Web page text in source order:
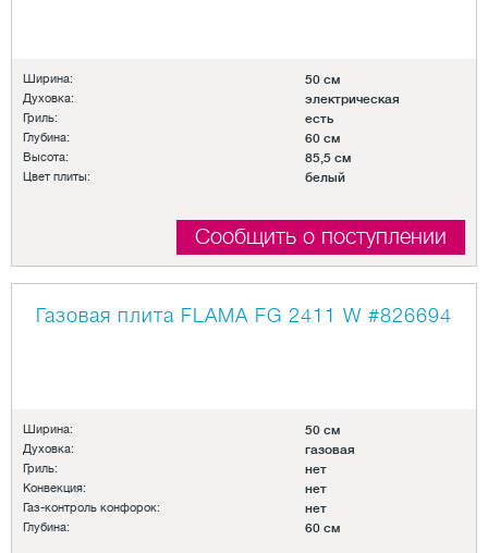
Ширина: 50 см
Духовка: электрическая
Гриль: есть
Глубина: 60 см
Высота: 85,5 см
Цвет плиты: белый
Сообщить о поступлении
Газовая плита FLAMA FG 2411 W #826694
Ширина: 50 см
Духовка: газовая
Гриль: нет
Конвекция: нет
Газ-контроль конфорок: нет
Глубина: 60 см